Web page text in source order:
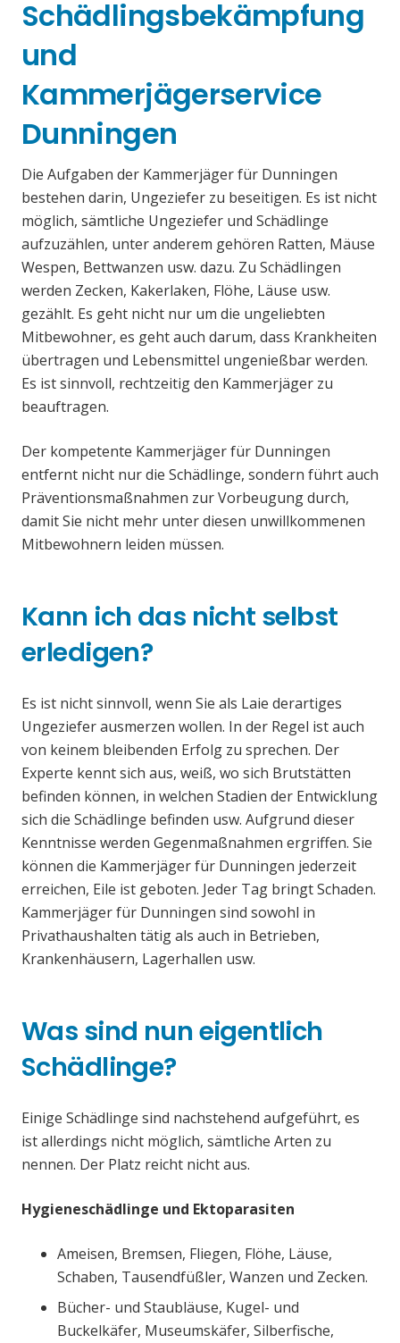
Schädlingsbekämpfung
und
Kammerjägerservice
Dunningen
Die Aufgaben der Kammerjäger für Dunningen
bestehen darin, Ungeziefer zu beseitigen. Es ist nicht
möglich, sämtliche Ungeziefer und Schädlinge
aufzuzählen, unter anderem gehören Ratten, Mäuse
Wespen, Bettwanzen usw. dazu. Zu Schädlingen
werden Zecken, Kakerlaken, Flöhe, Läuse usw.
gezählt. Es geht nicht nur um die ungeliebten
Mitbewohner, es geht auch darum, dass Krankheiten
übertragen und Lebensmittel ungenießbar werden.
Es ist sinnvoll, rechtzeitig den Kammerjäger zu
beauftragen.
Der kompetente Kammerjäger für Dunningen
entfernt nicht nur die Schädlinge, sondern führt auch
Präventionsmaßnahmen zur Vorbeugung durch,
damit Sie nicht mehr unter diesen unwillkommenen
Mitbewohnern leiden müssen.
Kann ich das nicht selbst
erledigen?
Es ist nicht sinnvoll, wenn Sie als Laie derartiges
Ungeziefer ausmerzen wollen. In der Regel ist auch
von keinem bleibenden Erfolg zu sprechen. Der
Experte kennt sich aus, weiß, wo sich Brutstätten
befinden können, in welchen Stadien der Entwicklung
sich die Schädlinge befinden usw. Aufgrund dieser
Kenntnisse werden Gegenmaßnahmen ergriffen. Sie
können die Kammerjäger für Dunningen jederzeit
erreichen, Eile ist geboten. Jeder Tag bringt Schaden.
Kammerjäger für Dunningen sind sowohl in
Privathaushalten tätig als auch in Betrieben,
Krankenhäusern, Lagerhallen usw.
Was sind nun eigentlich
Schädlinge?
Einige Schädlinge sind nachstehend aufgeführt, es
ist allerdings nicht möglich, sämtliche Arten zu
nennen. Der Platz reicht nicht aus.
Hygieneschädlinge und Ektoparasiten
Ameisen, Bremsen, Fliegen, Flöhe, Läuse,
Schaben, Tausendfüßler, Wanzen und Zecken.
Bücher- und Staubläuse, Kugel- und
Buckelkäfer, Museumskäfer, Silberfische,